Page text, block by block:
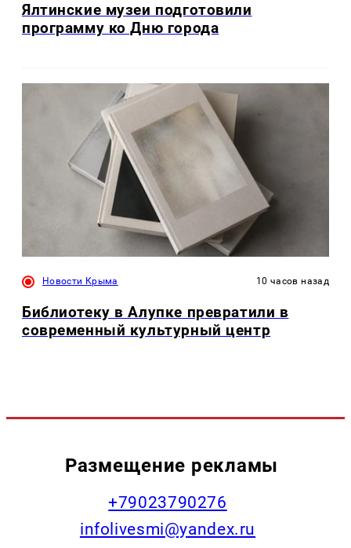
Ялтинские музеи подготовили
программу ко Дню города
Новости Крыма 10 часов назад
Библиотеку в Алупке превратили в
современный культурный центр
Размещение рекламы
+79023790276
infolivesmi@yandex.ru